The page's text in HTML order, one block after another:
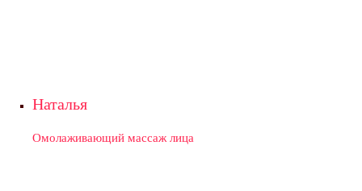
Наталья
Омолаживающий массаж лица